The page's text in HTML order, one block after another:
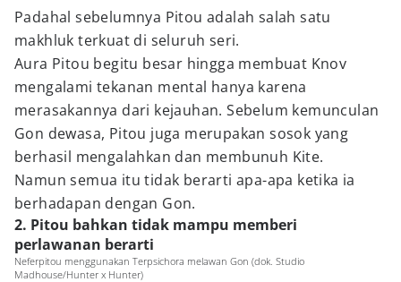
Padahal sebelumnya Pitou adalah salah satu
makhluk terkuat di seluruh seri.
Aura Pitou begitu besar hingga membuat Knov
mengalami tekanan mental hanya karena
merasakannya dari kejauhan. Sebelum kemunculan
Gon dewasa, Pitou juga merupakan sosok yang
berhasil mengalahkan dan membunuh Kite.
Namun semua itu tidak berarti apa-apa ketika ia
berhadapan dengan Gon.
2. Pitou bahkan tidak mampu memberi
perlawanan berarti
Neferpitou menggunakan Terpsichora melawan Gon (dok. Studio
Madhouse/Hunter x Hunter)